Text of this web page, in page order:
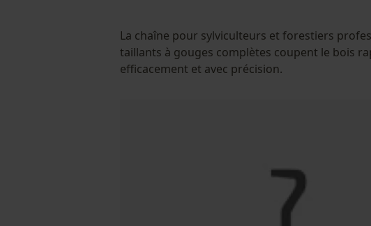
La chaîne pour sylviculteurs et forestiers
taillants à gouges complètes coupent le bois
efficacement et avec précision.